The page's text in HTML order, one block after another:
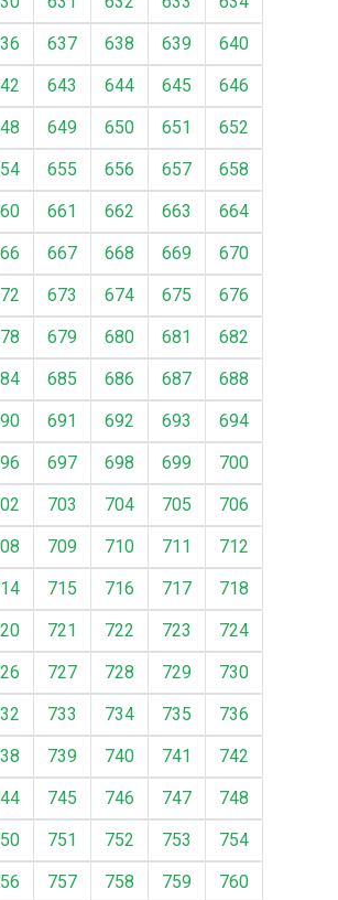
637 638 639
640
643 644 645
646
649 650 651
652
655 656 657
658
661 662 663
664
667 668 669
670
673 674 675
676
679 680 681
682
685 686 687
688
691 692 693
694
697 698 699
700
703 704 705
706
709 710 711
712
715 716 717
718
721 722 723
724
727 728 729
730
733 734 735
736
739 740 741
742
745 746 747
748
751 752 753
754
757 758 759
760